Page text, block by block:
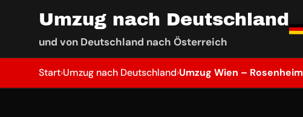
Umzug nach Deutschland
und von Deutschland nach Österreich
Start›Umzug nach Deutschland›Umzug Wien – Rosenheim